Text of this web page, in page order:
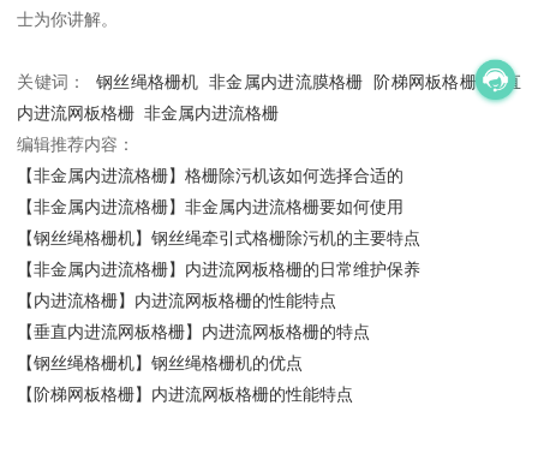
士为你讲解。
关键词： 钢丝绳格栅机 非金属内进流膜格栅 阶梯网板格栅 垂直
内进流网板格栅 非金属内进流格栅
编辑推荐内容：
【非金属内进流格栅】格栅除污机该如何选择合适的
【非金属内进流格栅】非金属内进流格栅要如何使用
【钢丝绳格栅机】钢丝绳牵引式格栅除污机的主要特点
【非金属内进流格栅】内进流网板格栅的日常维护保养
【内进流格栅】内进流网板格栅的性能特点
【垂直内进流网板格栅】内进流网板格栅的特点
【钢丝绳格栅机】钢丝绳格栅机的优点
【阶梯网板格栅】内进流网板格栅的性能特点